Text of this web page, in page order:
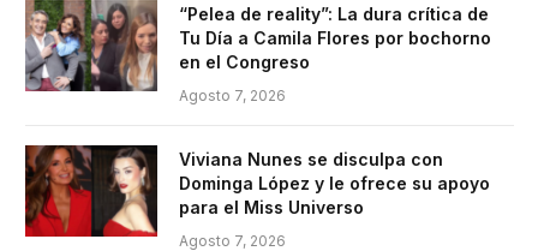
“Pelea de reality”: La dura crítica de
Tu Día a Camila Flores por bochorno
en el Congreso
Agosto 7, 2026
Viviana Nunes se disculpa con
Dominga López y le ofrece su apoyo
para el Miss Universo
Agosto 7, 2026